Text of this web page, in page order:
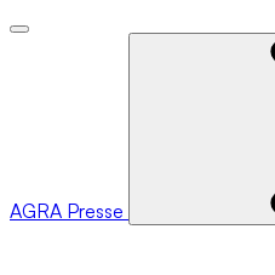
AGRA Presse